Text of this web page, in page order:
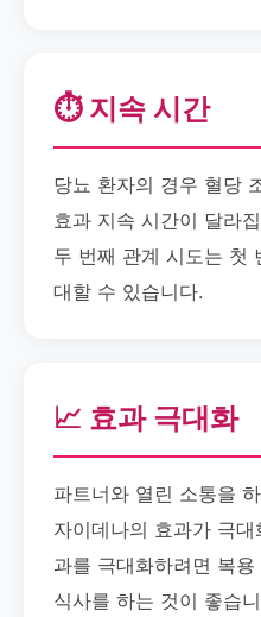
⏱️ 지속 시간
당뇨 환자의 경우 혈당
효과 지속 시간이 달라
두 번째 관계 시도는 첫
대할 수 있습니다.
📈 효과 극대화
파트너와 열린 소통을
자이데나의 효과가 극
과를 극대화하려면 복
식사를 하는 것이 좋습